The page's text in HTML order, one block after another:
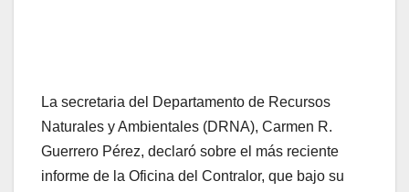
La secretaria del Departamento de Recursos
Naturales y Ambientales (DRNA), Carmen R.
Guerrero Pérez, declaró sobre el más reciente
informe de la Oficina del Contralor, que bajo su